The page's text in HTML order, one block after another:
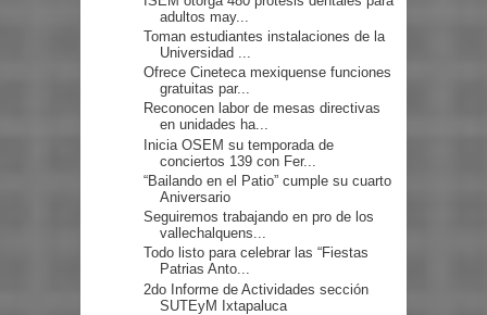
adultos may...
Toman estudiantes instalaciones de la
Universidad ...
Ofrece Cineteca mexiquense funciones
gratuitas par...
Reconocen labor de mesas directivas
en unidades ha...
Inicia OSEM su temporada de
conciertos 139 con Fer...
“Bailando en el Patio” cumple su cuarto
Aniversario
Seguiremos trabajando en pro de los
vallechalquens...
Todo listo para celebrar las “Fiestas
Patrias Anto...
2do Informe de Actividades sección
SUTEyM Ixtapaluca